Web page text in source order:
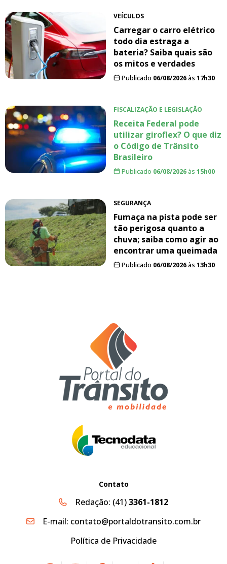
VEÍCULOS
Carregar o carro elétrico
todo dia estraga a
bateria? Saiba quais são
os mitos e verdades
Publicado 06/08/2026às 17h30
FISCALIZAÇÃO E LEGISLAÇÃO
Receita Federal pode
utilizar giroflex? O que diz
o Código de Trânsito
Brasileiro
Publicado 06/08/2026às 15h00
SEGURANÇA
Fumaça na pista pode ser
tão perigosa quanto a
chuva; saiba como agir ao
encontrar uma queimada
Publicado 06/08/2026às 13h30
Contato
Redação: (41)3361-1812
E-mail: contato@portaldotransito.com.br
Política de Privacidade